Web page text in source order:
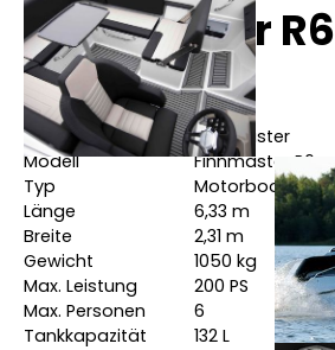
Finnmaster R6
Technische Daten
Hersteller
Finnmaster
Modell
Finnmaster R6
Typ
Motorboote
Länge
6,33 m
Breite
2,31 m
Gewicht
1050 kg
Max. Leistung
200 PS
Max. Personen
6
Tankkapazität
132 L